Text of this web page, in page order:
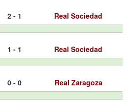
2 - 1 Real Sociedad
1 - 1 Real Sociedad
0 - 0 Real Zaragoza